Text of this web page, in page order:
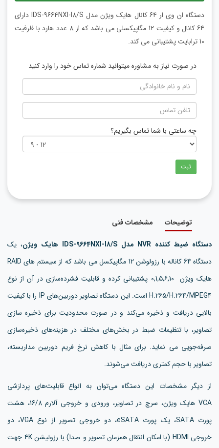
دستگاه ان وی ار 64 کانال هایک ویژن مدل IDS-9664NXI-I8/S دارای
64 کانال و کیفیت 12 مگاپیکسلی می باشد که از 8 عدد هارد با ظرفیت
10 ترابایت پشتیبانی می کند.
در صورت نیاز به مشاوره میتوانید شماره تماس خود را وارد کنید
چه ساعتی با شما تماس بگیریم؟
ثبت
توضیحات مشخصات فنی
دستگاه ضبط کننده NVR مدل IDS-9664NXI-I8/S هایک ویژن
، یک
دستگاه 64 کاناله با رزولوشن 12 مگاپیکسل می باشد که از سیستم های RAID
هایک ویژن 0,1,5,6,10 پشتیبانی کرده و قابلیت فشرده‌سازی در آن از نوع
H.265/H.264/MPEG4 است. این دستگاه تصاویر دوربین‌های IP را با کیفیت
بالایی دریافت و ذخیره می‌کند و در صورت محدودیت برای ذخیره سازی
تصاویر، با تنظیمات ضبط در بخش‌های مختلف در هزینه‌های ذخیره‌سازی
صرفه‌جویی می نماید. برای مثال با کاهش نرخ فریم دوربین مداربسته،
تصاویر با حجم کمتری دریافت می‌شوند.
از دیگر مشخصات این دستگاه می‌توان به انواع قابلیت‌های پردازشی
VCA هایک ویژن، سرچ در تصاویر، ورودی و خروجی آلارم 16/8، هشت
پورت SATA، یک پورت eSATA، دو خروجی تصویر از نوع VGA، دو
خروجی HDMI (با امکان انتقال همزمان تصویر و صدا) با رزولیشن 4K جهت